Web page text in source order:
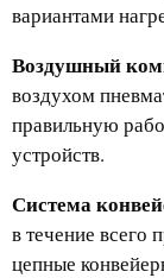
вариантами
Воздушный
воздухом
правильную
устройств.
Система
в течение всего
цепные